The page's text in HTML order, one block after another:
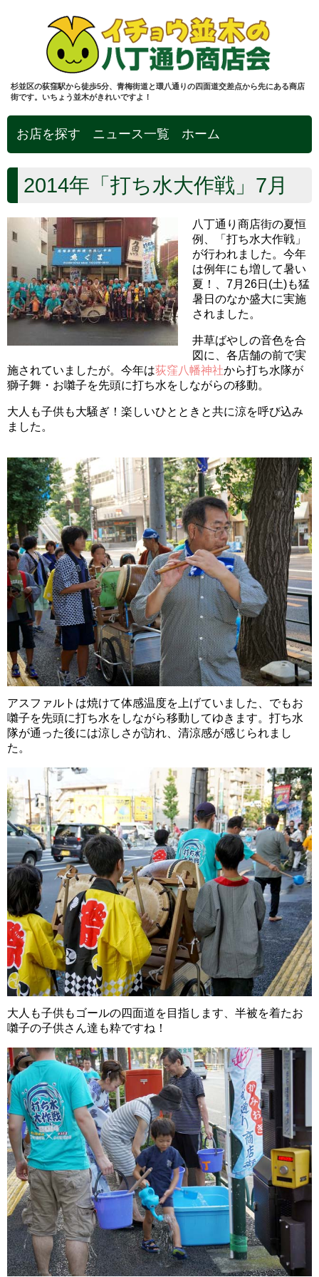
杉並区の荻窪駅から徒歩5分、青梅街道と環八通りの四面道交差点から先にある商店
街です。いちょう並木がきれいですよ！
お店を探す ニュース一覧 ホーム
2014年「打ち水大作戦」7月
八丁通り商店街の夏恒
例、「打ち水大作戦」
が行われました。今年
は例年にも増して暑い
夏！、7月26日(土)も猛
暑日のなか盛大に実施
されました。
井草ばやしの音色を合
図に、各店舗の前で実
施されていましたが。今年は荻窪八幡神社から打ち水隊が
獅子舞・お囃子を先頭に打ち水をしながらの移動。
大人も子供も大騒ぎ！楽しいひとときと共に涼を呼び込み
ました。
アスファルトは焼けて体感温度を上げていました、でもお
囃子を先頭に打ち水をしながら移動してゆきます。打ち水
隊が通った後には涼しさが訪れ、清涼感が感じられまし
た。
大人も子供もゴールの四面道を目指します、半被を着たお
囃子の子供さん達も粋ですね！